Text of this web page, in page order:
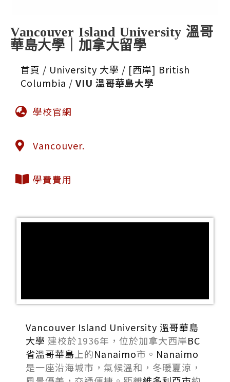
Vancouver Island University 溫哥
華島大學｜加拿大留學
首頁 / University 大學 / [西岸] British
Columbia / VIU 溫哥華島大學
學校官網
Vancouver.
學費費用
Vancouver Island University 溫哥華島
大學 建校於1936年，位於加拿大西岸BC
省溫哥華島 上的Nanaimo市。 Nanaimo
是一座沿海城市，氣候溫和，冬暖夏涼，